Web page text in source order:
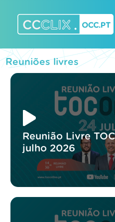
content
Reuniões livres
Reunião Livre
julho 2026